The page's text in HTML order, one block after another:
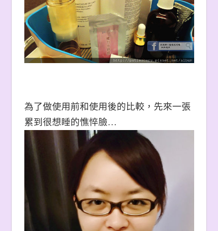
為了做使用前和使用後的比較，先來一張
累到很想睡的憔悴臉…